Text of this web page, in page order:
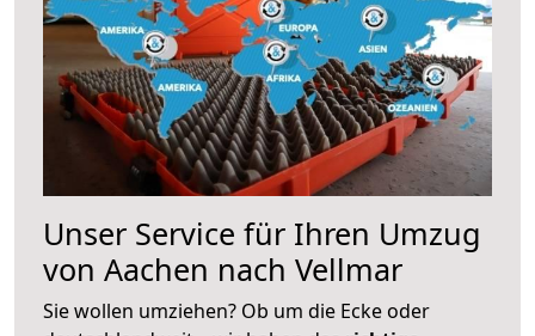
Unser Service für Ihren Umzug
von Aachen nach Vellmar
Sie wollen umziehen? Ob um die Ecke oder